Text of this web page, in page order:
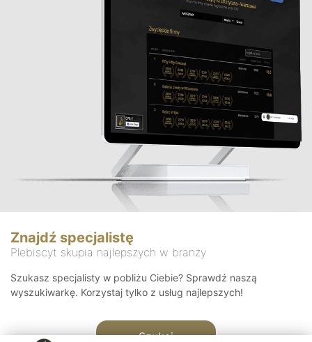
Znajdź specjalistę
Plebiscyt skupia najlepszych w branży
Szukasz specjalisty w pobliżu Ciebie? Sprawdź naszą
wyszukiwarkę. Korzystaj tylko z usług najlepszych!
Szukaj